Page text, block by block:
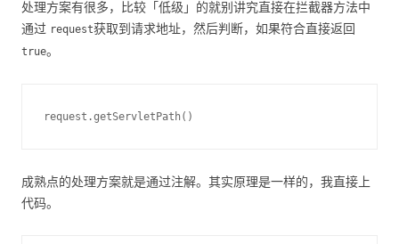
处理方案有很多，比较「低级」的就别讲究直接在拦截器方法中
通过 request获取到请求地址，然后判断，如果符合直接返回
true。
成熟点的处理方案就是通过注解。其实原理是一样的，我直接上
代码。